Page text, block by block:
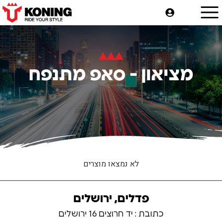
מציאון - סאפ מתנפח
לא נמצאו מוצרים
פדלים, ירושלים
כתובת : יד חרוצים 16 ירושלים